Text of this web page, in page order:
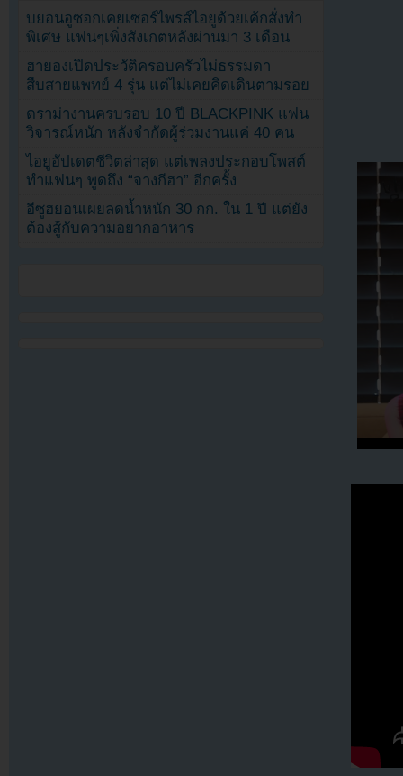
บยอนอูซอกเคยเซอร์ไพรส์ไอยูด้วยเค้กสั่งทำ
พิเศษ แฟนๆเพิ่งสังเกตหลังผ่านมา 3 เดือน
ฮายองเปิดประวัติครอบครัวไม่ธรรมดา
สืบสายแพทย์ 4 รุ่น แต่ไม่เคยคิดเดินตามรอย
ดราม่างานครบรอบ 10 ปี BLACKPINK แฟน
วิจารณ์หนัก หลังจำกัดผู้ร่วมงานแค่ 40 คน
ไอยูอัปเดตชีวิตล่าสุด แต่เพลงประกอบโพสต์
ทำแฟนๆ พูดถึง “จางกีฮา” อีกครั้ง
อีซูฮยอนเผยลดน้ำหนัก 30 กก. ใน 1 ปี แต่ยัง
ต้องสู้กับความอยากอาหาร